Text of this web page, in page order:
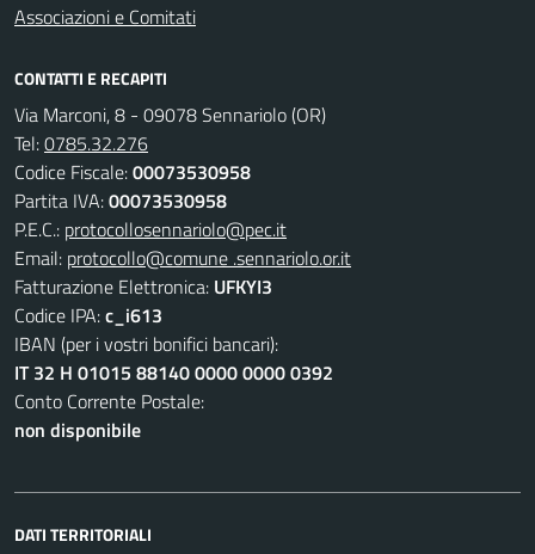
Associazioni e Comitati
CONTATTI E RECAPITI
Via Marconi, 8 - 09078 Sennariolo (OR)
Tel:0785.32.276
Codice Fiscale:00073530958
Partita IVA:00073530958
P.E.C.: protocollosennariolo@pec.it
Email: protocollo@comune .sennariolo.or.it
Fatturazione Elettronica: UFKYI3
Codice IPA:c_i613
IBAN (per i vostri bonifici bancari):
IT 32 H 01015 88140 0000 0000 0392
Conto Corrente Postale:
non disponibile
DATI TERRITORIALI